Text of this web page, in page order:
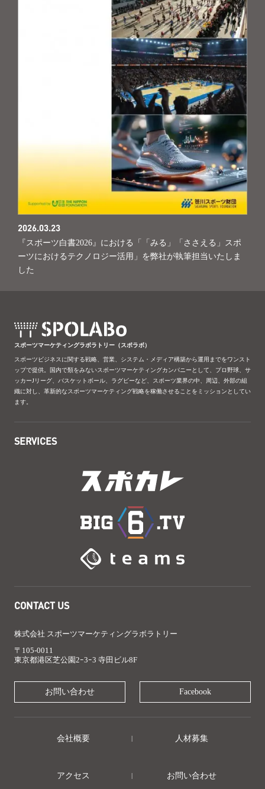
2026.03.23
『スポーツ白書2026』における「「みる」「ささえる」スポ
ーツにおけるテクノロジー活用」を弊社が執筆担当いたしま
した
スポーツマーケティングラボラトリー（スポラボ）
スポーツビジネスに関する戦略、営業、システム・メディア構築から運用までをワンスト
ップで提供。国内で類をみないスポーツマーケティングカンパニーとして、プロ野球、サ
ッカーJリーグ、バスケットボール、ラグビーなど、スポーツ業界の中、周辺、外部の組
織に対し、革新的なスポーツマーケティング戦略を稼働させることをミッションとしてい
ます。
SERVICES
CONTACT US
株式会社 スポーツマーケティングラボラトリー
〒105-0011
東京都港区芝公園2ｰ3ｰ3 寺田ビル8F
お問い合わせ Facebook
会社概要 人材募集
アクセス お問い合わせ